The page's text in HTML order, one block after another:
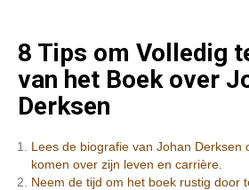
8 Tips om Volledig
van het Boek over
Derksen
Lees de biografie van Johan Derksen
komen over zijn leven en carrière.
Neem de tijd om het boek rustig door